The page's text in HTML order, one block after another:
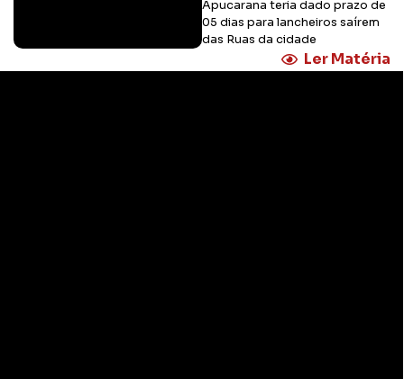
Apucarana teria dado prazo de
05 dias para lancheiros saírem
das Ruas da cidade
Ler Matéria